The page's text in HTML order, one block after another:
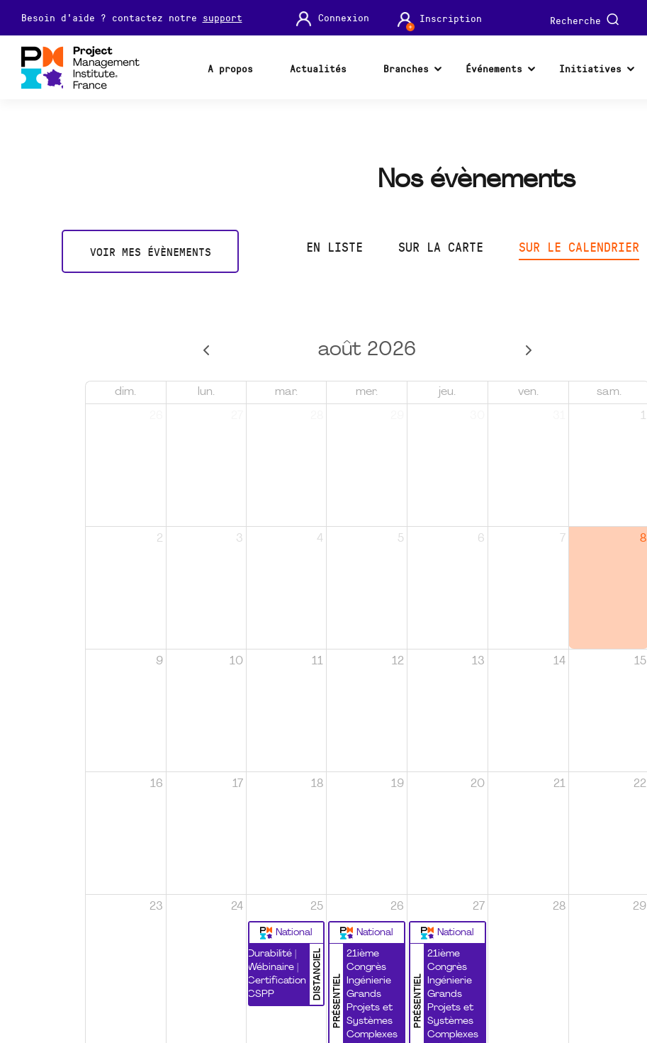
Besoin d'aide ? contactez notre support Connexion Inscription Recherche
A propos Actualités Branches Événements Initiatives
Nos évènements
VOIR MES ÉVÈNEMENTS EN LISTE SUR LA CARTE SUR LE CALENDRIER
août 2026
dim. lun. mar. mer. jeu. ven. sam.
1
2 3 4 5 6 7 8
9 10 11 12 13 14 15
16 17 18 19 20 21 22
23 24 25
National
DISTANCIEL
Durabilité |
Wébinaire |
Certification
CSPP
26
National
PRÉSENTIEL
21ième
Congrès
Ingénierie
Grands
Projets et
Systèmes
Complexes
27
National
PRÉSENTIEL
21ième
Congrès
Ingénierie
Grands
Projets et
Systèmes
Complexes
28 29